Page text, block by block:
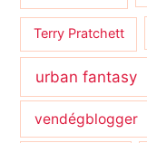
Terry Pratchett
urban fantasy
vendégblogger